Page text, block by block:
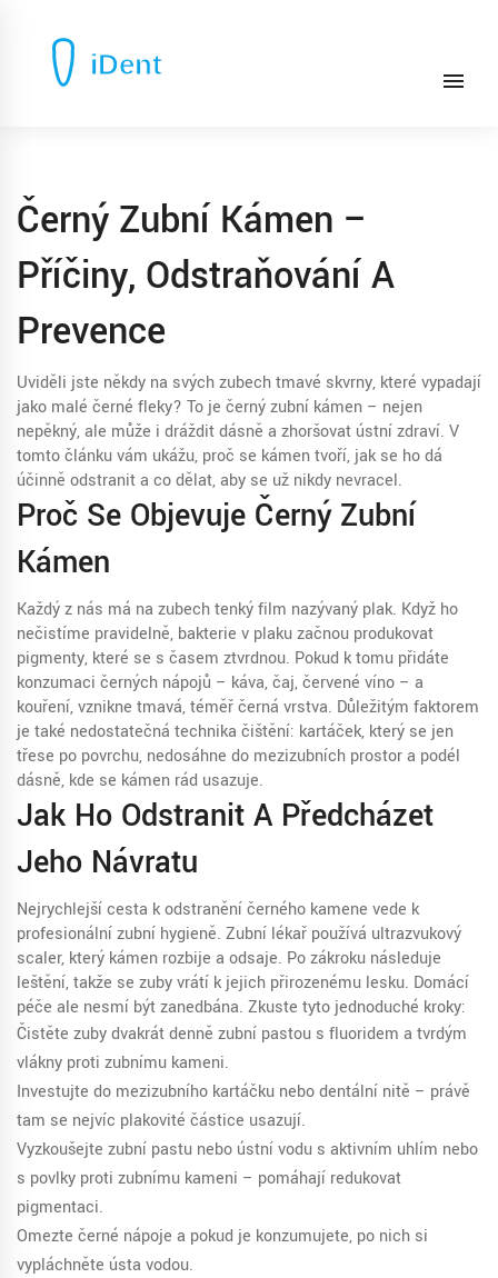
Černý Zubní Kámen –
Příčiny, Odstraňování A
Prevence
Uviděli jste někdy na svých zubech tmavé skvrny, které vypadají
jako malé černé fleky? To je černý zubní kámen – nejen
nepěkný, ale může i dráždit dásně a zhoršovat ústní zdraví. V
tomto článku vám ukážu, proč se kámen tvoří, jak se ho dá
účinně odstranit a co dělat, aby se už nikdy nevracel.
Proč Se Objevuje Černý Zubní
Kámen
Každý z nás má na zubech tenký film nazývaný plak. Když ho
nečistíme pravidelně, bakterie v plaku začnou produkovat
pigmenty, které se s časem ztvrdnou. Pokud k tomu přidáte
konzumaci černých nápojů – káva, čaj, červené víno – a
kouření, vznikne tmavá, téměř černá vrstva. Důležitým faktorem
je také nedostatečná technika čištění: kartáček, který se jen
třese po povrchu, nedosáhne do mezizubních prostor a podél
dásně, kde se kámen rád usazuje.
Jak Ho Odstranit A Předcházet
Jeho Návratu
Nejrychlejší cesta k odstranění černého kamene vede k
profesionální zubní hygieně. Zubní lékař používá ultrazvukový
scaler, který kámen rozbije a odsaje. Po zákroku následuje
leštění, takže se zuby vrátí k jejich přirozenému lesku. Domácí
péče ale nesmí být zanedbána. Zkuste tyto jednoduché kroky:
Čistěte zuby dvakrát denně zubní pastou s fluoridem a tvrdým
vlákny proti zubnímu kameni.
Investujte do mezizubního kartáčku nebo dentální nitě – právě
tam se nejvíc plakovité částice usazují.
Vyzkoušejte zubní pastu nebo ústní vodu s aktivním uhlím nebo
s povlky proti zubnímu kameni – pomáhají redukovat
pigmentaci.
Omezte černé nápoje a pokud je konzumujete, po nich si
vypláchněte ústa vodou.